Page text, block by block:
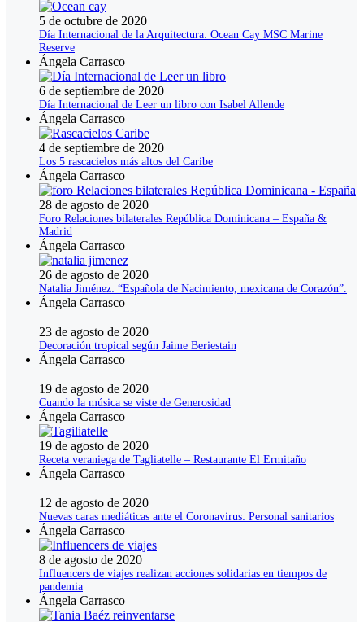
5 de octubre de 2020
Día Internacional de la Arquitectura: Ocean Cay MSC Marine
Reserve
Ángela Carrasco
6 de septiembre de 2020
Día Internacional de Leer un libro con Isabel Allende
Ángela Carrasco
4 de septiembre de 2020
Los 5 rascacielos más altos del Caribe
Ángela Carrasco
28 de agosto de 2020
Foro Relaciones bilaterales República Dominicana – España &
Madrid
Ángela Carrasco
26 de agosto de 2020
Natalia Jiménez: “Española de Nacimiento, mexicana de Corazón”.
Ángela Carrasco
23 de agosto de 2020
Decoración tropical según Jaime Beriestain
Ángela Carrasco
19 de agosto de 2020
Cuando la música se viste de Generosidad
Ángela Carrasco
19 de agosto de 2020
Receta veraniega de Tagliatelle – Restaurante El Ermitaño
Ángela Carrasco
12 de agosto de 2020
Nuevas caras mediáticas ante el Coronavirus: Personal sanitarios
Ángela Carrasco
8 de agosto de 2020
Influencers de viajes realizan acciones solidarias en tiempos de
pandemia
Ángela Carrasco